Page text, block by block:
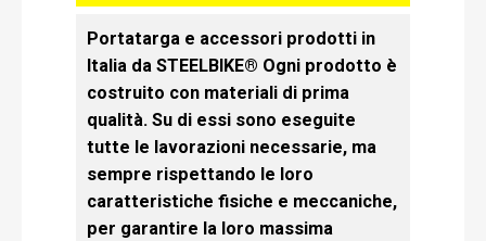
Portatarga e accessori prodotti in
Italia da STEELBIKE® Ogni prodotto è
costruito con materiali di prima
qualità. Su di essi sono eseguite
tutte le lavorazioni necessarie, ma
sempre rispettando le loro
caratteristiche fisiche e meccaniche,
per garantire la loro massima